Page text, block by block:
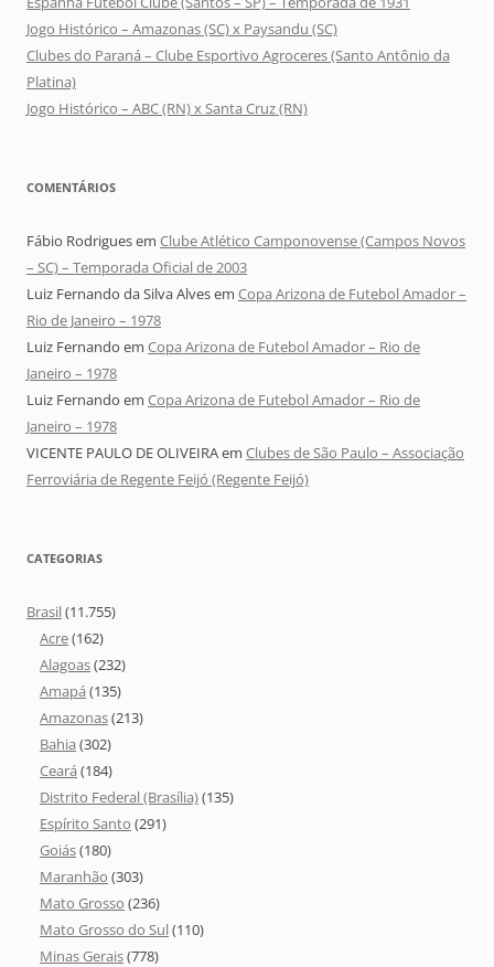
Jogo Histórico – Amazonas (SC) x Paysandu (SC)
Clubes do Paraná – Clube Esportivo Agroceres (Santo Antônio da
Platina)
Jogo Histórico – ABC (RN) x Santa Cruz (RN)
COMENTÁRIOS
Fábio Rodriguesem Clube Atlético Camponovense (Campos Novos
– SC) – Temporada Oficial de 2003
Luiz Fernando da Silva Alvesem Copa Arizona de Futebol Amador –
Rio de Janeiro – 1978
Luiz Fernando em Copa Arizona de Futebol Amador – Rio de
Janeiro – 1978
Luiz Fernando em Copa Arizona de Futebol Amador – Rio de
Janeiro – 1978
VICENTE PAULO DE OLIVEIRAem Clubes de São Paulo – Associação
Ferroviária de Regente Feijó (Regente Feijó)
CATEGORIAS
Brasil(11.755)
Acre(162)
Alagoas(232)
Amapá (135)
Amazonas(213)
Bahia (302)
Ceará (184)
Distrito Federal (Brasília)(135)
Espírito Santo (291)
Goiás(180)
Maranhão (303)
Mato Grosso (236)
Mato Grosso do Sul(110)
Minas Gerais(778)